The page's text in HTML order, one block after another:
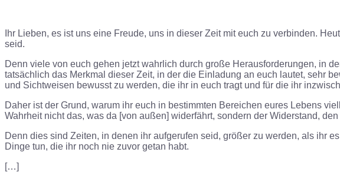
Ihr Lieben, es ist uns eine Freude, uns in dieser Zeit mit euch zu verbinden.
seid.
Denn viele von euch gehen jetzt wahrlich durch große Herausforderungen, in
tatsächlich das Merkmal dieser Zeit, in der die Einladung an euch lautet, sehr
und Sichtweisen bewusst zu werden, die ihr in euch tragt und für die ihr
Daher ist der Grund, warum ihr euch in bestimmten Bereichen eures Lebens
Wahrheit nicht das, was da [von außen] widerfährt, sondern der Widerstand, den
Denn dies sind Zeiten, in denen ihr aufgerufen seid, größer zu werden, als ihr
Dinge tun, die ihr noch nie zuvor getan habt.
[…]